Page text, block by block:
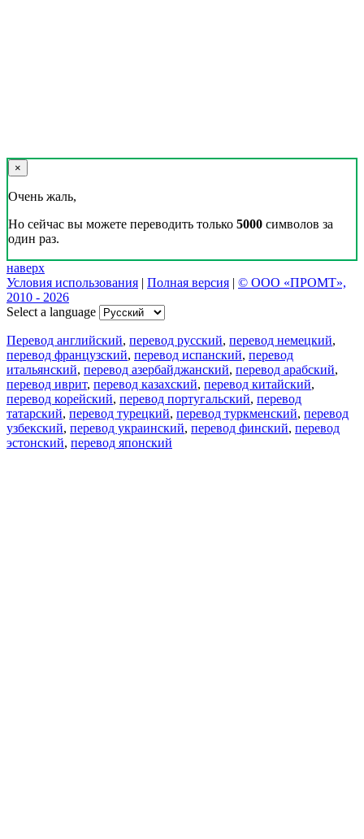
×
Очень жаль,
Но сейчас вы можете переводить только 5000 символов за
один раз.
наверх
Условия использования | Полная версия | © ООО «ПРОМТ»,
2010 - 2026
Select a language
Перевод английский, перевод русский, перевод немецкий,
перевод французский, перевод испанский, перевод
итальянский, перевод азербайджанский, перевод арабский,
перевод иврит, перевод казахский, перевод китайский,
перевод корейский, перевод португальский, перевод
татарский, перевод турецкий, перевод туркменский, перевод
узбекский, перевод украинский, перевод финский, перевод
эстонский, перевод японский